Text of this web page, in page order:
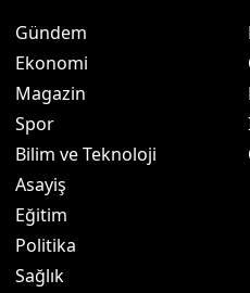
Gündem
Ekonomi
Magazin
Spor
Bilim ve Teknoloji
Asayiş
Eğitim
Politika
Sağlık